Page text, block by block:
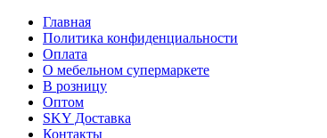
Главная
Политика конфиденциальности
Оплата
О мебельном супермаркете
В розницу
Оптом
SKY Доставка
Контакты